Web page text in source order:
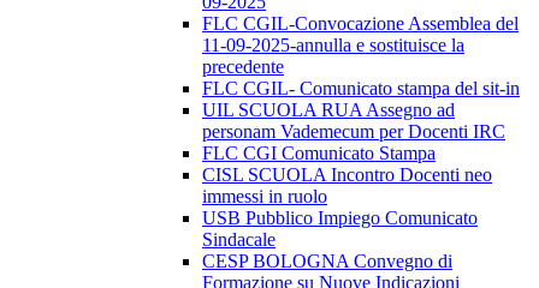
FLC CGIL-Convocazione Assemblea del
11-09-2025-annulla e sostituisce la
precedente
FLC CGIL- Comunicato stampa del sit-in
UIL SCUOLA RUA Assegno ad
personam Vademecum per Docenti IRC
FLC CGI Comunicato Stampa
CISL SCUOLA Incontro Docenti neo
immessi in ruolo
USB Pubblico Impiego Comunicato
Sindacale
CESP BOLOGNA Convegno di
Formazione su Nuove Indicazioni